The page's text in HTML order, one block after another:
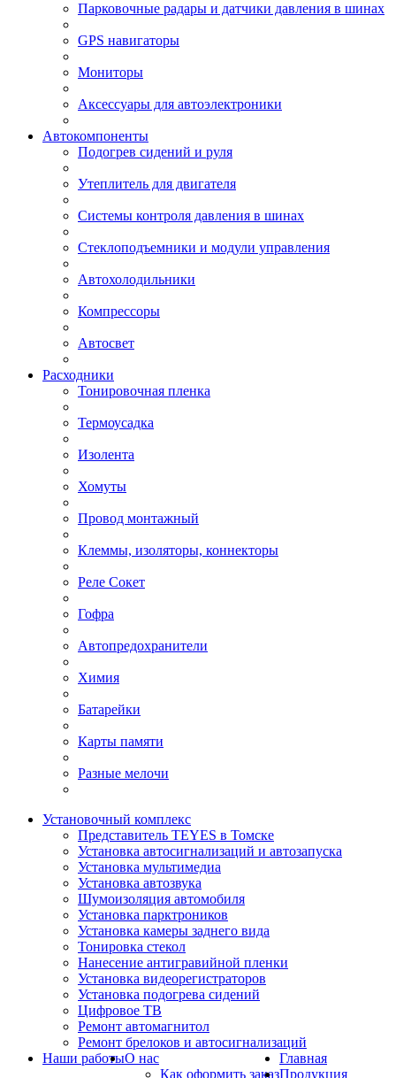
Парковочные радары и датчики давления в шинах
GPS навигаторы
Мониторы
Аксессуары для автоэлектроники
Автокомпоненты
Подогрев сидений и руля
Утеплитель для двигателя
Системы контроля давления в шинах
Стеклоподъемники и модули управления
Автохолодильники
Компрессоры
Автосвет
Расходники
Тонировочная пленка
Термоусадка
Изолента
Хомуты
Провод монтажный
Клеммы, изоляторы, коннекторы
Реле Сокет
Гофра
Автопредохранители
Химия
Батарейки
Карты памяти
Разные мелочи
Установочный комплекс
Представитель TEYES в Томске
Установка автосигнализаций и автозапуска
Установка мультимедиа
Установка автозвука
Шумоизоляция автомобиля
Установка парктроников
Установка камеры заднего вида
Тонировка стекол
Нанесение антигравийной пленки
Установка видеорегистраторов
Установка подогрева сидений
Цифровое ТВ
Ремонт автомагнитол
Ремонт брелоков и автосигнализаций
Наши работыО нас
Как оформить заказ
Главная
Продукция